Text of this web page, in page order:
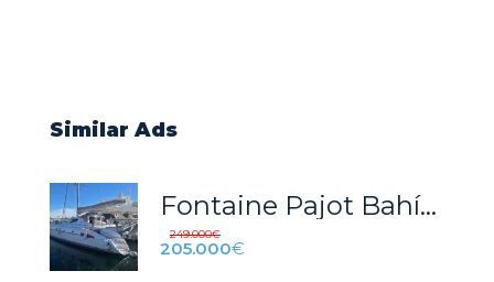
Similar Ads
Fontaine Pajot Bahía 46
249.000€
205.000€